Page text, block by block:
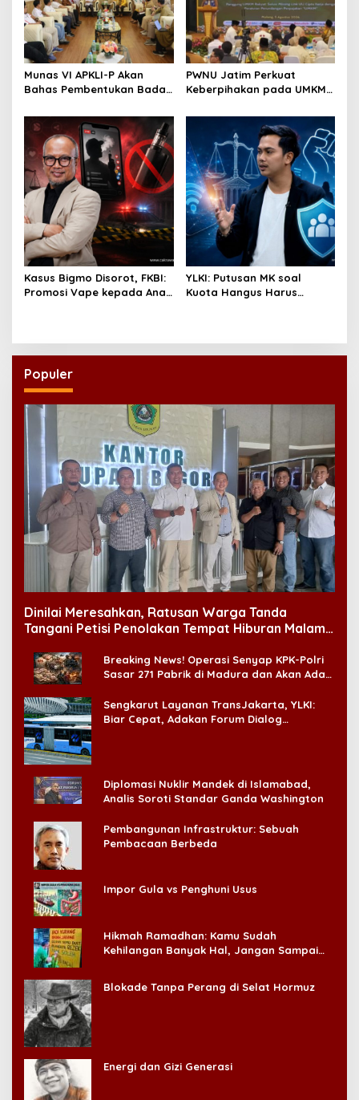
Munas VI APKLI-P Akan
Bahas Pembentukan Badan
Dinilai Penting Hadapi
Bonus Demografi
PWNU Jatim Perkuat
Keberpihakan pada UMKM
Kasus Bigmo Disorot, FKBI:
Promosi Vape kepada Anak
YLKI: Putusan MK soal
Kuota Hangus Harus
Populer
Dinilai Meresahkan, Ratusan Warga Tanda
Tangani Petisi Penolakan Tempat Hiburan Malam
Breaking News! Operasi Senyap KPK-Polri
Sasar 271 Pabrik di Madura dan Akan Ada
Sengkarut Layanan TransJakarta, YLKI:
Biar Cepat, Adakan Forum Dialog
Diplomasi Nuklir Mandek di Islamabad,
Analis Soroti Standar Ganda Washington
Pembangunan Infrastruktur: Sebuah
Pembacaan Berbeda
Impor Gula vs Penghuni Usus
Hikmah Ramadhan: Kamu Sudah
Kehilangan Banyak Hal, Jangan Sampai
Blokade Tanpa Perang di Selat Hormuz
Energi dan Gizi Generasi